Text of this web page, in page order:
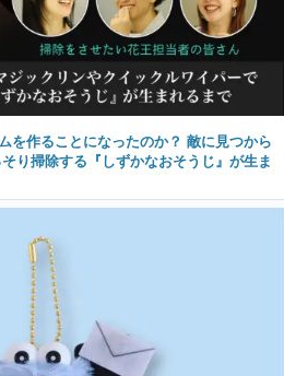
を作ることになったのか？ 敵に見つから
り掃除する『しずかなおそうじ』が生ま